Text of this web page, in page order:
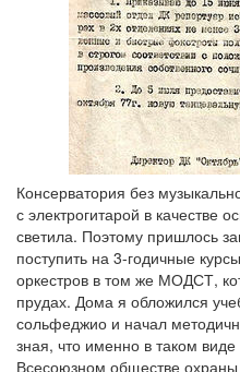
Консерватория без
с электрогитарой в качестве
светила. Поэтому пришлось
поступить на 3-годичные
оркестров в том же МОДСТ,
прудах. Дома я обложился
сольфеджио и начал
зная, что именно в таком
Всесоюзном обществе